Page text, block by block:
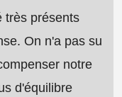
très présents
On n'a pas su
notre
d'équilibre